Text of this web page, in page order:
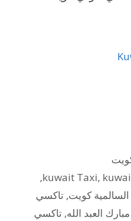
kuwait Taxi,
,
كويت, تاكسي
العبد الله, تاكسي